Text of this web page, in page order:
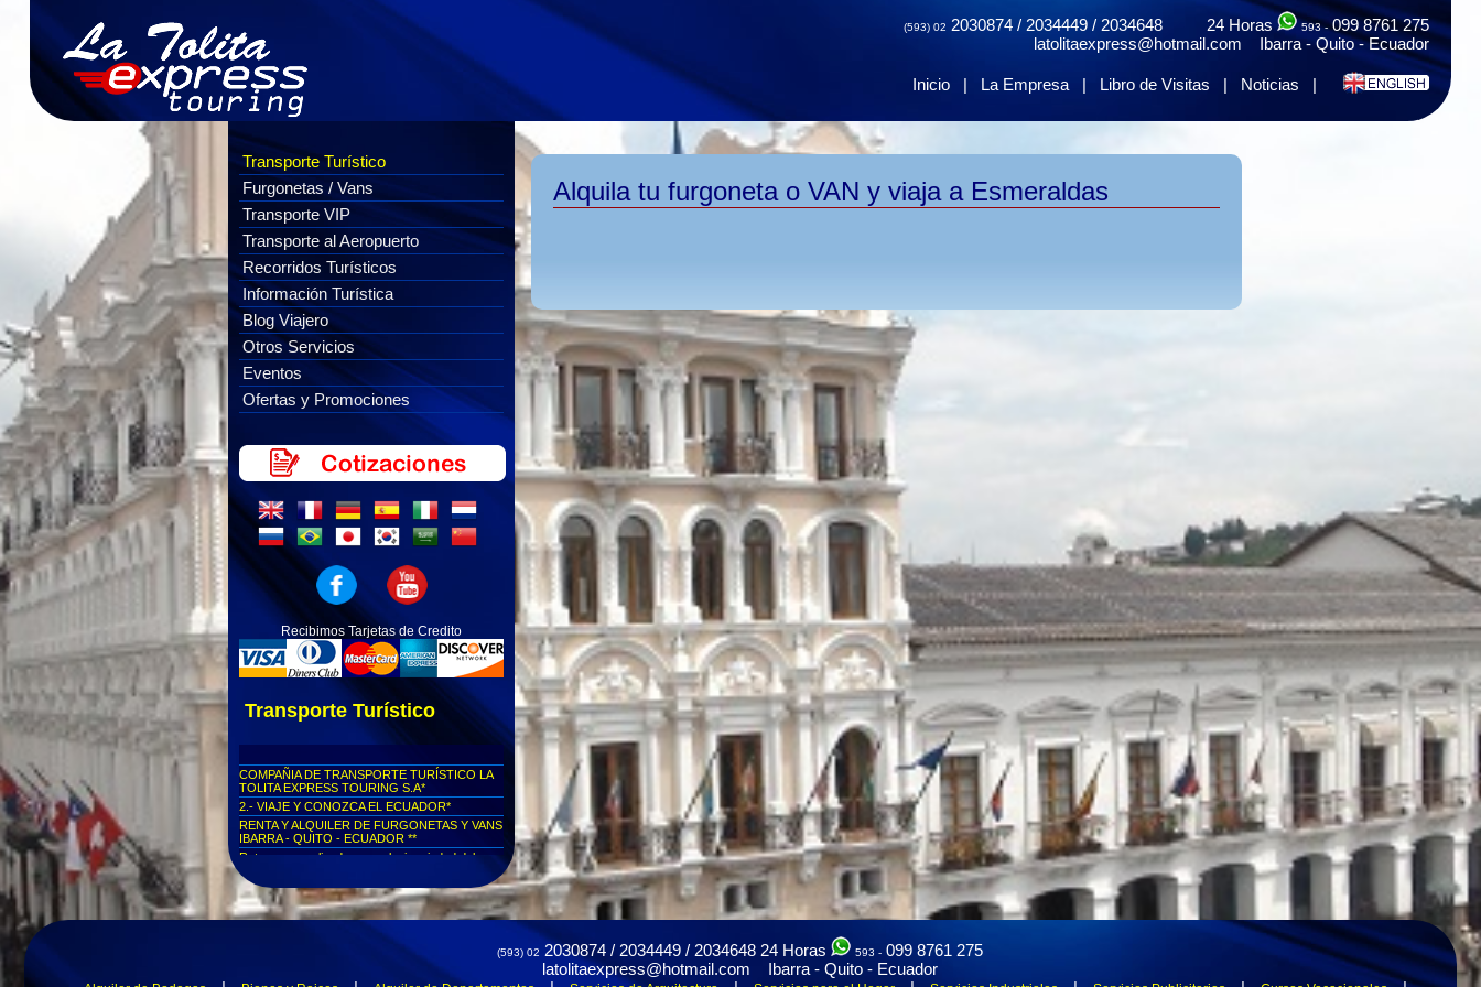
(593) 02 2030874 / 2034449 / 2034648 24 Horas 593 -099 8761 275
latolitaexpress@hotmail.com Ibarra - Quito - Ecuador
Inicio | La Empresa | Libro de Visitas | Noticias |
Alquila tu furgoneta o VAN y viaja a Esmeraldas
Transporte Turístico
Furgonetas / Vans
Transporte VIP
Transporte al Aeropuerto
Recorridos Turísticos
Información Turística
Blog Viajero
Otros Servicios
Eventos
Ofertas y Promociones
Recibimos Tarjetas de Credito
Transporte Turístico
COMPAÑIA DE TRANSPORTE TURÍSTICO LA
TOLITA EXPRESS TOURING S.A*
2.- VIAJE Y CONOZCA EL ECUADOR*
RENTA Y ALQUILER DE FURGONETAS Y VANS
IBARRA - QUITO - ECUADOR **
Rutas personalizadas a cualquier ciudad del
Ecuador...
Viajes seguros al Cotopaxi...
Viajes seguros a Parque Nacional Yasuní
Viajes seguros al Parque Nacional Las Cajas
Viajes seguros al Centro Histórico de Quito
Viajes seguros a la Mitad del Mundo
(593) 02 2030874 / 2034449 / 2034648 24 Horas 593 - 099 8761 275
latolitaexpress@hotmail.com Ibarra - Quito - Ecuador